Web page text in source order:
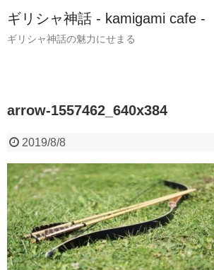
ギリシャ神話 - kamigami cafe -
ギリシャ神話の魅力にせまる
arrow-1557462_640x384
2019/8/8